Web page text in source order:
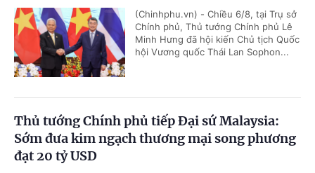
(Chinhphu.vn) - Chiều 6/8, tại Trụ sở
Chính phủ, Thủ tướng Chính phủ Lê
Minh Hưng đã hội kiến Chủ tịch Quốc
hội Vương quốc Thái Lan Sophon...
Thủ tướng Chính phủ tiếp Đại sứ Malaysia:
Sớm đưa kim ngạch thương mại song phương
đạt 20 tỷ USD